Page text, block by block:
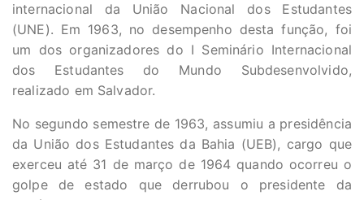
internacional da União Nacional dos Estudantes
(UNE). Em 1963, no desempenho desta função, foi
um dos organizadores do I Seminário Internacional
dos Estudantes do Mundo Subdesenvolvido,
realizado em Salvador.
No segundo semestre de 1963, assumiu a presidência
da União dos Estudantes da Bahia (UEB), cargo que
exerceu até 31 de março de 1964 quando ocorreu o
golpe de estado que derrubou o presidente da